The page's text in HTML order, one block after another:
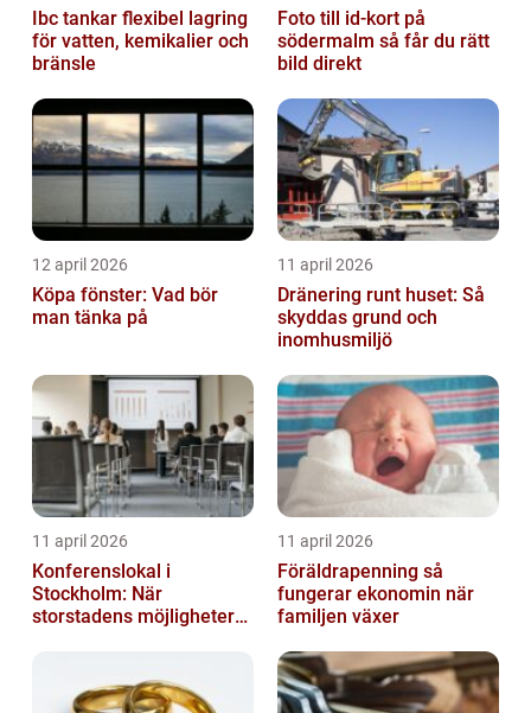
Ibc tankar flexibel lagring
för vatten, kemikalier och
bränsle
Foto till id-kort på
södermalm så får du rätt
bild direkt
12 april 2026
Köpa fönster: Vad bör
man tänka på
11 april 2026
Dränering runt huset: Så
skyddas grund och
inomhusmiljö
11 april 2026
Konferenslokal i
Stockholm: När
storstadens möjligheter
11 april 2026
Föräldrapenning så
fungerar ekonomin när
familjen växer